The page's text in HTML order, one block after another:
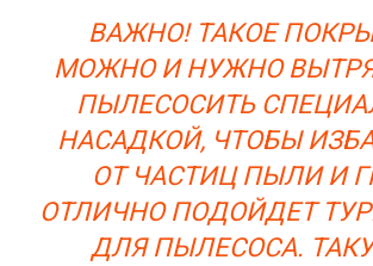
ВАЖНО! ТАКОЕ
МОЖНО И НУЖНО
ПЫЛЕСОСИТЬ
НАСАДКОЙ, ЧТОБЫ
ОТ ЧАСТИЦ ПЫЛИ И
ОТЛИЧНО ПОДОЙДЕТ
ДЛЯ ПЫЛЕСОСА.